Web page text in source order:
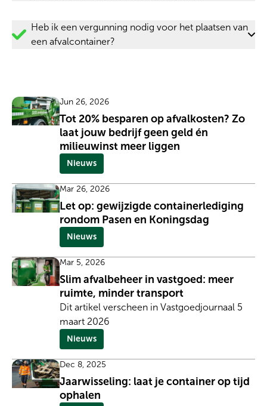
Heb ik een vergunning nodig voor het plaatsen van
een afvalcontainer?
Jun 26, 2026
Tot 20% besparen op afvalkosten? Zo
laat jouw bedrijf geen geld én
milieuwinst meer liggen
Nieuws
Mar 26, 2026
Let op: gewijzigde containerlediging
rondom Pasen en Koningsdag
Nieuws
Mar 5, 2026
Slim afvalbeheer in vastgoed: meer
ruimte, minder transport
Dit artikel verscheen in Vastgoedjournaal 5
maart 2026
Nieuws
Dec 8, 2025
Jaarwisseling: laat je container op tijd
ophalen